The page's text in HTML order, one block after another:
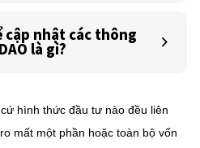
cập nhật các thông
là gì?
hình thức đầu tư nào đều liên
mất một phần hoặc toàn bộ vốn